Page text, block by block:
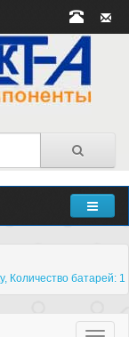
Количество батарей: 1